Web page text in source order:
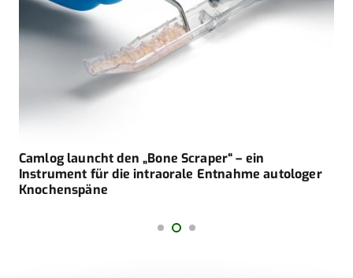
Camlog launcht den „Bone Scraper“ – ein
Instrument für die intraorale Entnahme autologer
Knochenspäne